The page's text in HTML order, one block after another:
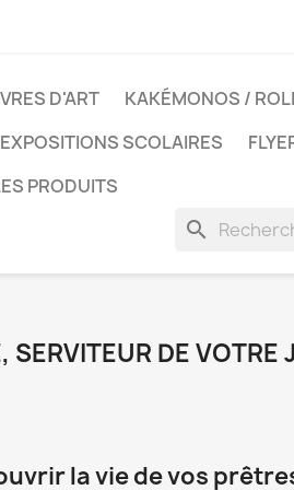
D'ART
KAKÉMONOS /
EXPOSITIONS SCOLAIRES
PRODUITS
search
SERVITEUR DE VOTRE
la vie de vos